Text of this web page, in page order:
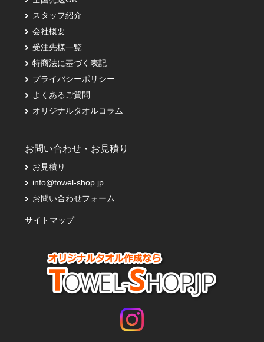
スタッフ紹介
会社概要
受注先様一覧
特商法に基づく表記
プライバシーポリシー
よくあるご質問
オリジナルタオルコラム
お問い合わせ・お見積り
お見積り
info@towel-shop.jp
お問い合わせフォーム
サイトマップ